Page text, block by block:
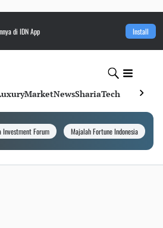
di IDN App Install
MarketNewsShariaTech
Investment Forum Majalah Fortune Indonesia